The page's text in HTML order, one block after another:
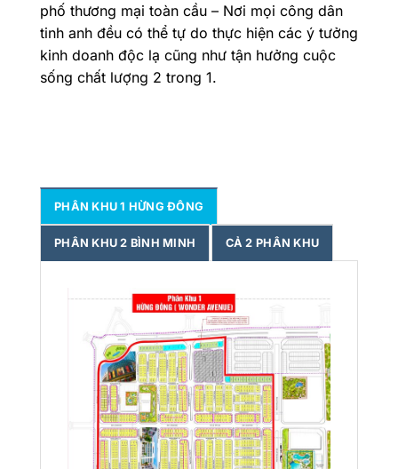
phố thương mại toàn cầu – Nơi mọi công dân
tinh anh đều có thể tự do thực hiện các ý tưởng
kinh doanh độc lạ cũng như tận hưởng cuộc
sống chất lượng 2 trong 1.
PHÂN KHU 1 HỪNG ĐÔNG
PHÂN KHU 2 BÌNH MINH CẢ 2 PHÂN KHU